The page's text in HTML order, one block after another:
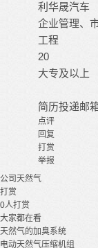
利华晟汽车
企业管理、
工程
20
大专及以上
简历投递邮箱
点评
回复
打赏
举报
公司 天然气
打赏
0人打赏
大家都在看
天然气的加臭系统
电动天然气压缩机组